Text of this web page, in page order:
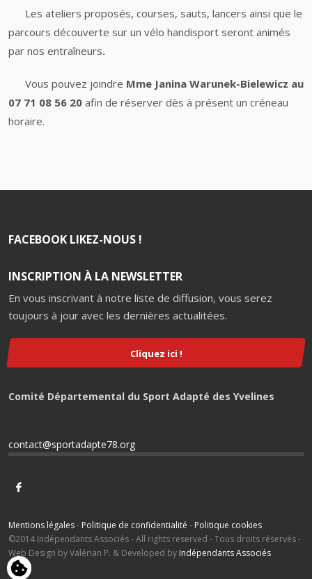
Les ateliers proposés, courses, sauts, lancers ainsi que le
parcours découverte sur un vélo handisport seront animés
par nos entraîneurs.
Vous pouvez joindre Mme Janina Warunek-Bielewicz au
07 71 08 56 20 afin de réserver dès à présent un créneau
horaire.
FACEBOOK LIKEZ-NOUS !
INSCRIPTION À LA NEWSLETTER
En vous inscrivant à notre liste de diffusion, vous serez
toujours à jour avec les dernières actualitées.
Cliquez ici !
Comité Départemental du Sport Adapté des Yvelines
contact@sportadapte78.org
Mentions légales- Politique de confidentialité - Politique cookies
©2014 Indépendants Associés - All rights reserved - Tous droits réservés -
Web Design by Valérian P. & Developed by Indépendants Associés